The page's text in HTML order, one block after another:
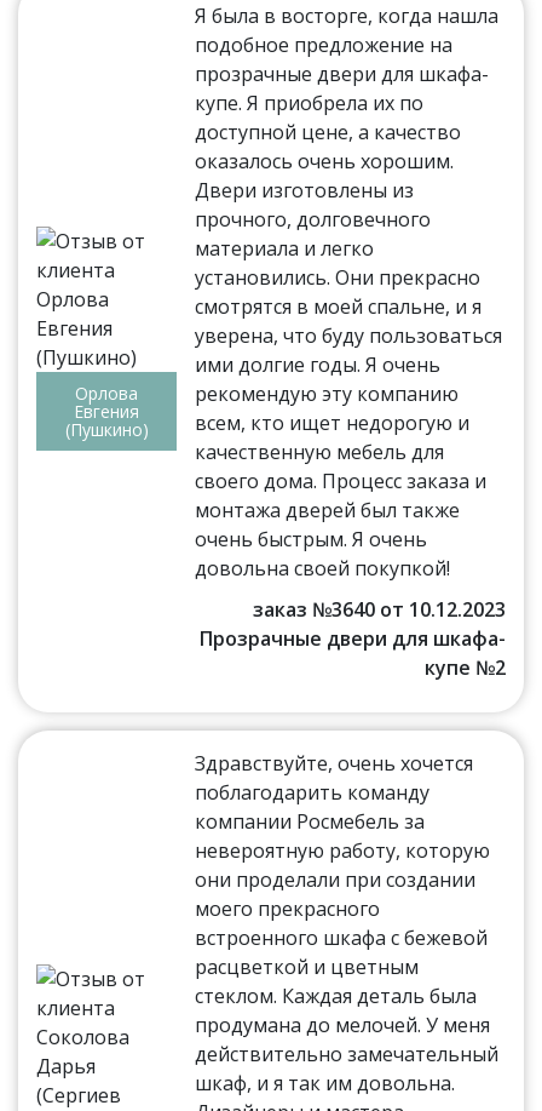
Орлова
Евгения
(Пушкино)
Я была в восторге, когда нашла
подобное предложение на
прозрачные двери для шкафа-
купе. Я приобрела их по
доступной цене, а качество
оказалось очень хорошим.
Двери изготовлены из
прочного, долговечного
материала и легко
установились. Они прекрасно
смотрятся в моей спальне, и я
уверена, что буду пользоваться
ими долгие годы. Я очень
рекомендую эту компанию
всем, кто ищет недорогую и
качественную мебель для
своего дома. Процесс заказа и
монтажа дверей был также
очень быстрым. Я очень
довольна своей покупкой!
заказ №3640 от 10.12.2023
Прозрачные двери для шкафа-
купе №2
Здравствуйте, очень хочется
поблагодарить команду
компании Росмебель за
невероятную работу, которую
они проделали при создании
моего прекрасного
встроенного шкафа с бежевой
расцветкой и цветным
стеклом. Каждая деталь была
продумана до мелочей. У меня
действительно замечательный
шкаф, и я так им довольна.